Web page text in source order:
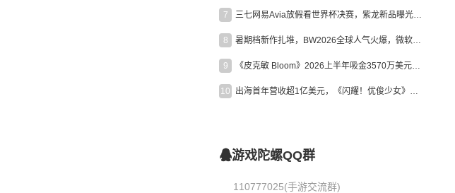
7 三七网易Avia放假看世界杯决赛，紫龙新品曝光，米哈游新作上线 | 陀螺周报
8 暑期档新作扎堆，BW2026全球人气火爆，微软XBOX大裁员|陀螺周报
9 《皮克敏 Bloom》2026上半年吸金3570万美元，中国台湾成最大市场
10 出海首年营收超1亿美元，《闪耀！优俊少女》美国市场占比达七成
游戏陀螺QQ群
110777025(手游交流群)